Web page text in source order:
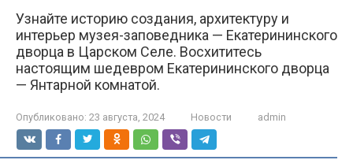
Узнайте историю создания, архитектуру и
интерьер музея-заповедника — Екатерининского
дворца в Царском Селе. Восхититесь
настоящим шедевром Екатерининского дворца
— Янтарной комнатой.
Опубликовано: 23 августа, 2024 Новости admin